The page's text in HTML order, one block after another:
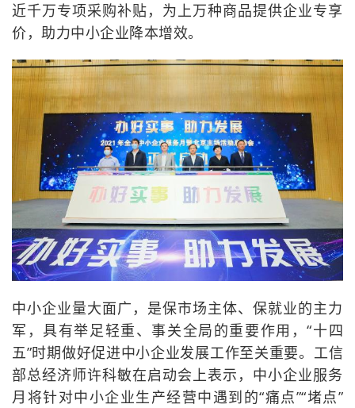
近千万专项采购补贴，为上万种商品提供企业专享
价，助力中小企业降本增效。
中小企业量大面广，是保市场主体、保就业的主力
军，具有举足轻重、事关全局的重要作用，“十四
五”时期做好促进中小企业发展工作至关重要。工信
部总经济师许科敏在启动会上表示，中小企业服务
月将针对中小企业生产经营中遇到的“痛点”“堵点”